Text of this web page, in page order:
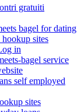
gratuiti
bagel for dating
sites
in
bagel service
self employed
sites